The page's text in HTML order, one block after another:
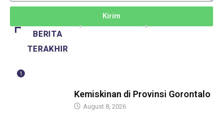
Kirim
BERITA
TERAKHIR
1
Kemiskinan di Provinsi Gorontalo
August 8, 2026